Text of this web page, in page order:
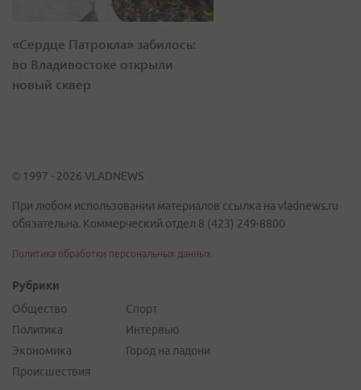
«Сердце Патрокла» забилось:
во Владивостоке открыли
новый сквер
© 1997 - 2026 VLADNEWS
При любом использовании материалов ссылка на vladnews.ru
обязательна. Коммерческий отдел 8 (423) 249-8800
Политика обработки персональных данных
Рубрики
Общество
Политика
Экономика
Происшествия
Спорт
Интервью
Город на ладони